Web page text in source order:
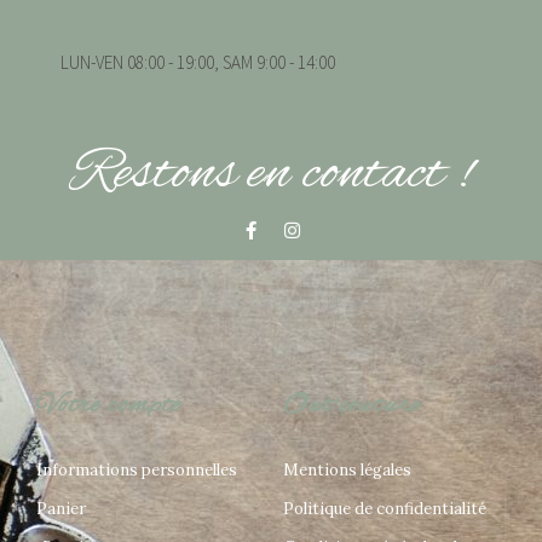
LUN-VEN 08:00 - 19:00, SAM 9:00 - 14:00
Restons en contact !
Votre compte
Informations personnelles
Panier
Out'couture
Mentions légales
Politique de confidentialité